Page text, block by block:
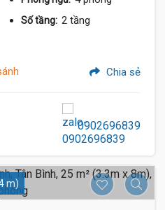
Số tầng: 2 tầng
Chia sẻ
0902696839
m)